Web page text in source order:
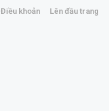
Điều khoản Lên đầu trang